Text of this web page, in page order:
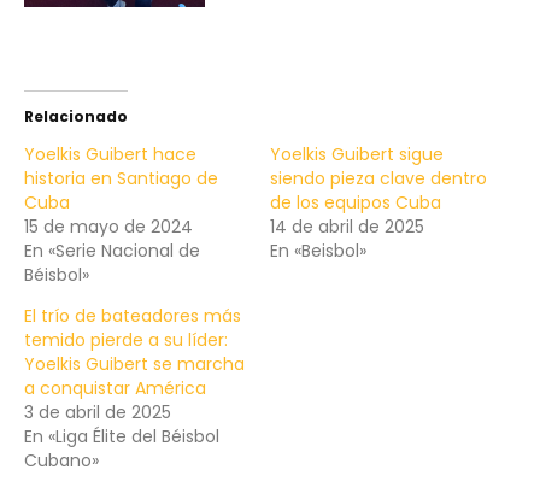
Relacionado
Yoelkis Guibert hace
historia en Santiago de
Cuba
15 de mayo de 2024
En «Serie Nacional de
Béisbol»
Yoelkis Guibert sigue
siendo pieza clave dentro
de los equipos Cuba
14 de abril de 2025
En «Beisbol»
El trío de bateadores más
temido pierde a su líder:
Yoelkis Guibert se marcha
a conquistar América
3 de abril de 2025
En «Liga Élite del Béisbol
Cubano»